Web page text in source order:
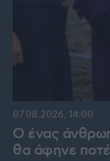
Ο ένας
θα άφηνε
07.08.2026, 14:00